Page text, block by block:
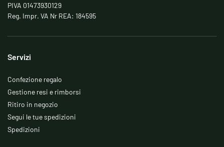
PIVA 01473930129
Reg. Impr. VA Nr REA: 184595
Servizi
Confezione regalo
Gestione resi e rimborsi
Ritiro in negozio
Segui le tue spedizioni
Spedizioni